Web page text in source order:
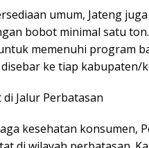
umum, Jateng
bobot minimal satu
memenuhi program
ke tiap
di Jalur Perbatasan
kesehatan konsumen,